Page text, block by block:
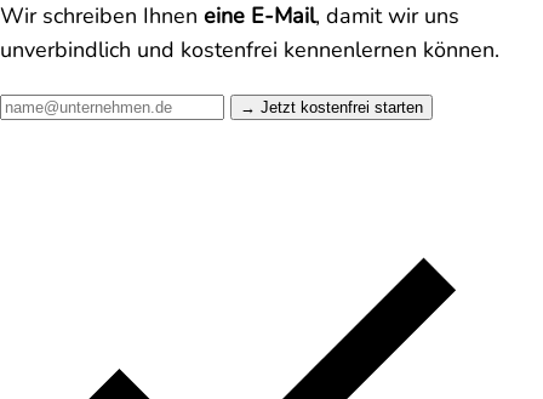
Wir schreiben Ihnen eine E-Mail, damit wir uns
unverbindlich und kostenfrei kennenlernen können.
Jetzt kostenfrei starten →